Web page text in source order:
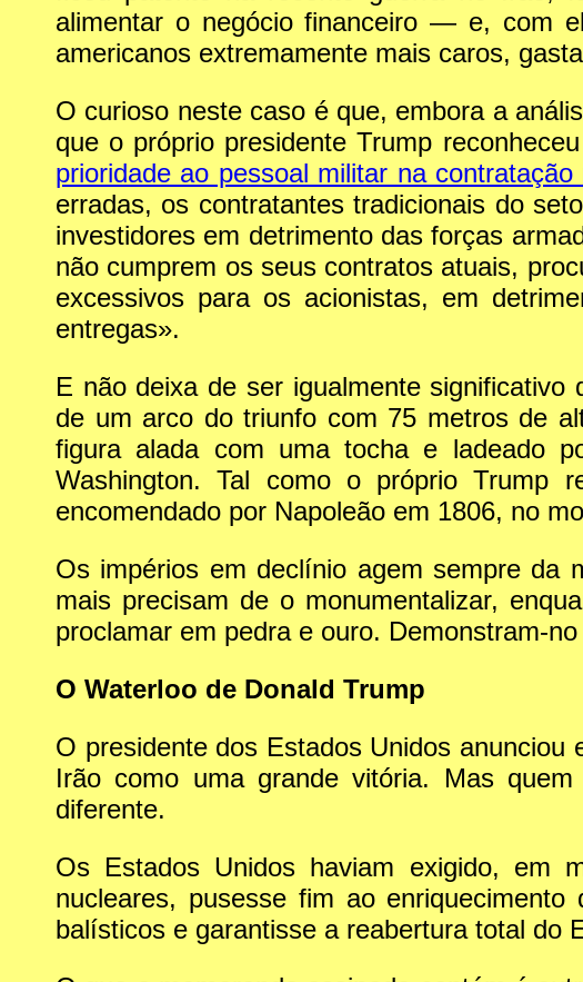
alimentar o negócio financeiro — e, com
americanos extremamente mais caros,
O curioso neste caso é que, embora a
que o próprio presidente Trump
prioridade ao pessoal militar na
erradas, os contratantes tradicionais do
investidores em detrimento das forças
não cumprem os seus contratos atuais,
excessivos para os acionistas, em
entregas».
E não deixa de ser igualmente
de um arco do triunfo com 75 metros de
figura alada com uma tocha e ladeado
Washington. Tal como o próprio Trump
encomendado por Napoleão em 1806, no
Os impérios em declínio agem sempre da
mais precisam de o monumentalizar,
proclamar em pedra e ouro. Demonstram-
O Waterloo de Donald Trump
O presidente dos Estados Unidos
Irão como uma grande vitória. Mas
diferente.
Os Estados Unidos haviam exigido, em
nucleares, pusesse fim ao
balísticos e garantisse a reabertura total do